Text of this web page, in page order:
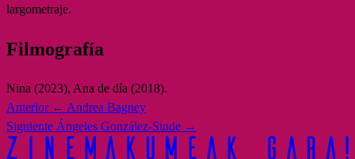
largometraje.
Filmografía
Nina (2023), Ana de día (2018).
Anterior ← Andrea Bagney
Siguiente Ángeles González-Sinde →